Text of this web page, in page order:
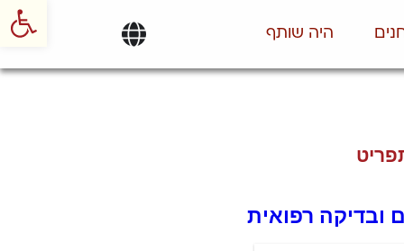
היה שותף
ובדיקה רפואית
פתח